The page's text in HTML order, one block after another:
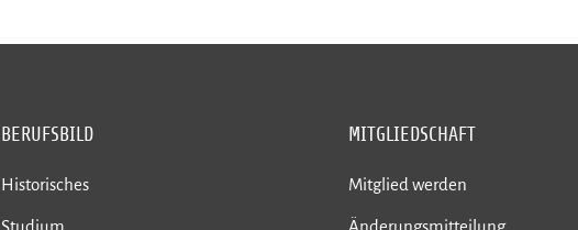
BERUFSBILD
Historisches
MITGLIEDSCHAFT
Mitglied werden